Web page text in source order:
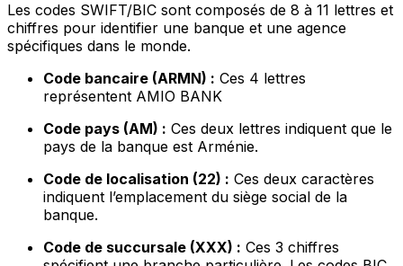
Les codes SWIFT/BIC sont composés de 8 à 11 lettres et
chiffres pour identifier une banque et une agence
spécifiques dans le monde.
Code bancaire (ARMN) : Ces 4 lettres
représentent AMIO BANK
Code pays (AM) : Ces deux lettres indiquent que le
pays de la banque est Arménie.
Code de localisation (22) : Ces deux caractères
indiquent l’emplacement du siège social de la
banque.
Code de succursale (XXX) : Ces 3 chiffres